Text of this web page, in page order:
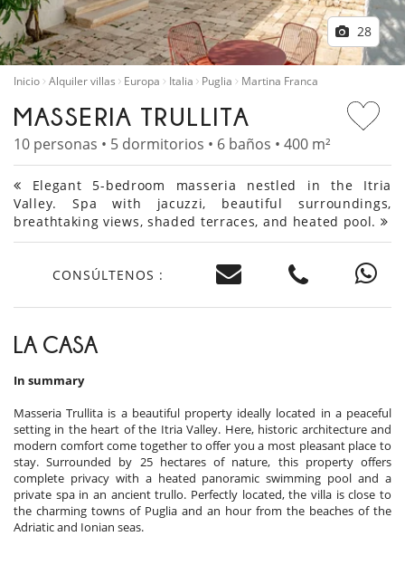
28
Inicio Alquiler villas Europa Italia Puglia Martina Franca
MASSERIA TRULLITA
10 personas • 5 dormitorios • 6 baños • 400 m²
Elegant 5-bedroom masseria nestled in the Itria
Valley. Spa with jacuzzi, beautiful surroundings,
breathtaking views, shaded terraces, and heated pool.
CONSÚLTENOS :
LA CASA
In summary
Masseria Trullita is a beautiful property ideally located in a peaceful
setting in the heart of the Itria Valley. Here, historic architecture and
modern comfort come together to offer you a most pleasant place to
stay. Surrounded by 25 hectares of nature, this property offers
complete privacy with a heated panoramic swimming pool and a
private spa in an ancient trullo. Perfectly located, the villa is close to
the charming towns of Puglia and an hour from the beaches of the
Adriatic and Ionian seas.